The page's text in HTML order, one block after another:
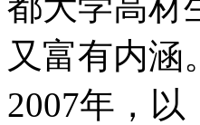
又富有内涵。
2007年，